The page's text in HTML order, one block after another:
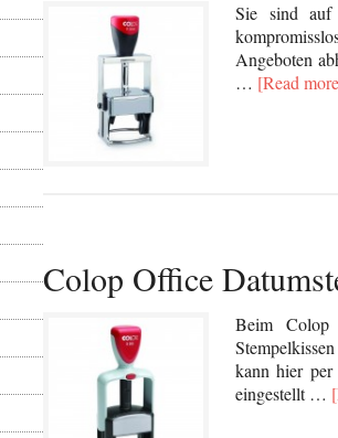
Sie sind auf
Angeboten
… [Read
Colop Office
Beim Colop
kann hier per
eingestellt …